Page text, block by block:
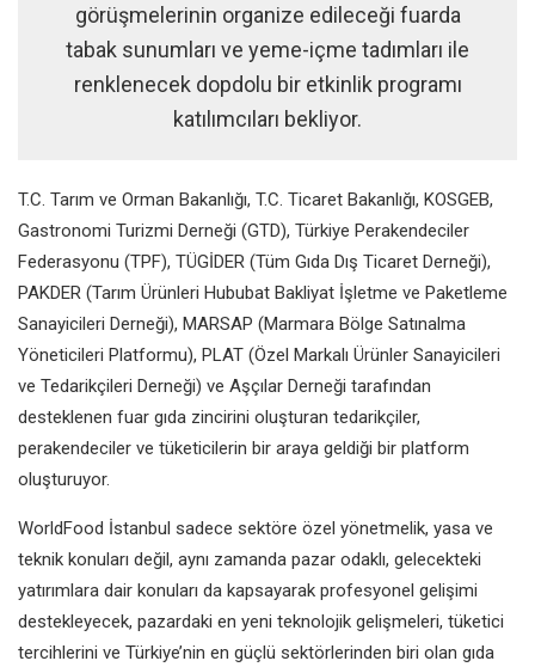
görüşmelerinin organize edileceği fuarda
tabak sunumları ve yeme-içme tadımları ile
renklenecek dopdolu bir etkinlik programı
katılımcıları bekliyor.
T.C. Tarım ve Orman Bakanlığı, T.C. Ticaret Bakanlığı, KOSGEB,
Gastronomi Turizmi Derneği (GTD), Türkiye Perakendeciler
Federasyonu (TPF), TÜGİDER (Tüm Gıda Dış Ticaret Derneği),
PAKDER (Tarım Ürünleri Hububat Bakliyat İşletme ve Paketleme
Sanayicileri Derneği), MARSAP (Marmara Bölge Satınalma
Yöneticileri Platformu), PLAT (Özel Markalı Ürünler Sanayicileri
ve Tedarikçileri Derneği) ve Aşçılar Derneği tarafından
desteklenen fuar gıda zincirini oluşturan tedarikçiler,
perakendeciler ve tüketicilerin bir araya geldiği bir platform
oluşturuyor.
WorldFood İstanbul sadece sektöre özel yönetmelik, yasa ve
teknik konuları değil, aynı zamanda pazar odaklı, gelecekteki
yatırımlara dair konuları da kapsayarak profesyonel gelişimi
destekleyecek, pazardaki en yeni teknolojik gelişmeleri, tüketici
tercihlerini ve Türkiye’nin en güçlü sektörlerinden biri olan gıda